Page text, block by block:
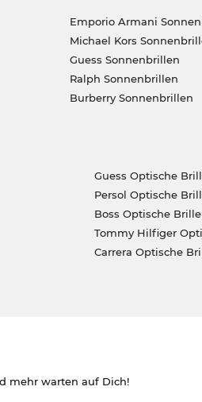
Emporio Armani
Michael Kors
Guess Sonnenbrillen
Ralph Sonnenbrillen
Burberry Sonnenbrillen
Guess Optische
Persol Optische
Boss Optische
Tommy Hilfiger
Carrera Optische
mehr warten auf Dich!